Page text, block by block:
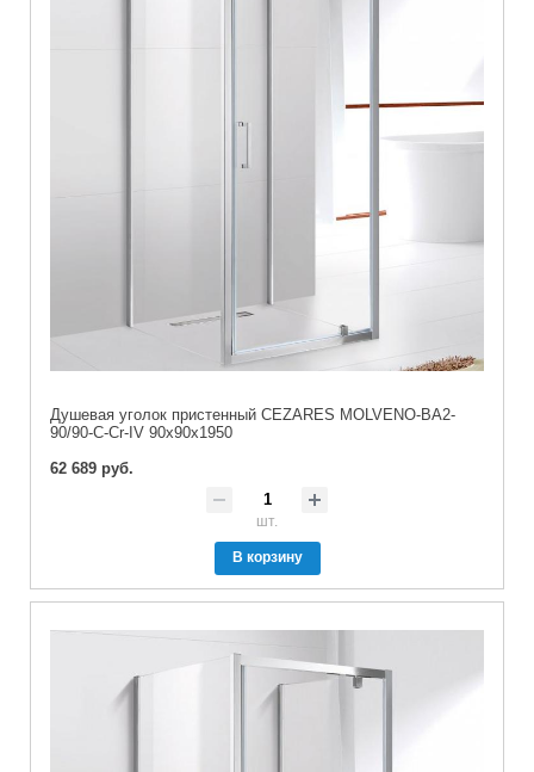
Душевая уголок пристенный CEZARES MOLVENO-BA2-
90/90-C-Cr-IV 90x90x1950
62 689 руб.
шт.
В корзину